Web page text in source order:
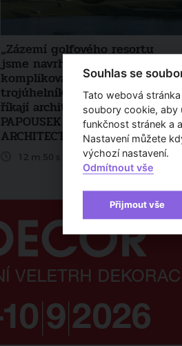
„Zázemí golfového resortu
jsme navrhli na
komplikovaném
trojúhelníkovém pozemku,“
říkají architekti z ateliéru
PAPOUSEK & SILHAN
ARCHITECTS
12 m 50 s
Souhlas se
Tato webová
soubory cookie, aby
funkčnost stránek a
Nastavení můžete
výchozí nastavení.
Odmítnout vše
Přijmout vše